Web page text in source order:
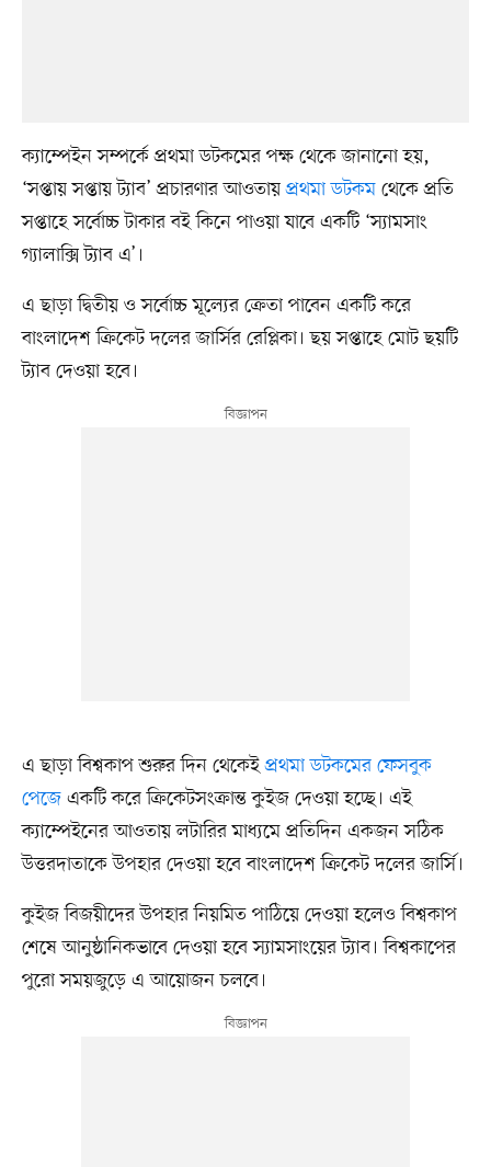
ক্যাম্পেইন সম্পর্কে প্রথমা ডটকমের পক্ষ থেকে জানানো হয়,
‘সপ্তায় সপ্তায় ট্যাব’ প্রচারণার আওতায়প্রথমা ডটকমথেকে প্রতি
সপ্তাহে সর্বোচ্চ টাকার বই কিনে পাওয়া যাবে একটি ‘স্যামসাং
গ্যালাক্সি ট্যাব এ’।
এ ছাড়া দ্বিতীয় ও সর্বোচ্চ মূল্যের ক্রেতা পাবেন একটি করে
বাংলাদেশ ক্রিকেট দলের জার্সির রেপ্লিকা। ছয় সপ্তাহে মোট ছয়টি
ট্যাব দেওয়া হবে।
এ ছাড়া বিশ্বকাপ শুরুর দিন থেকেইপ্রথমা ডটকমের ফেসবুক
পেজেএকটি করে ক্রিকেটসংক্রান্ত কুইজ দেওয়া হচ্ছে। এই
ক্যাম্পেইনের আওতায় লটারির মাধ্যমে প্রতিদিন একজন সঠিক
উত্তরদাতাকে উপহার দেওয়া হবে বাংলাদেশ ক্রিকেট দলের জার্সি।
কুইজ বিজয়ীদের উপহার নিয়মিত পাঠিয়ে দেওয়া হলেও বিশ্বকাপ
শেষে আনুষ্ঠানিকভাবে দেওয়া হবে স্যামসাংয়ের ট্যাব। বিশ্বকাপের
পুরো সময়জুড়ে এ আয়োজন চলবে।